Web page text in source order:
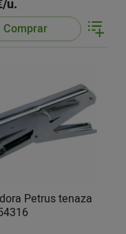
u.
Comprar
Petrus tenaza